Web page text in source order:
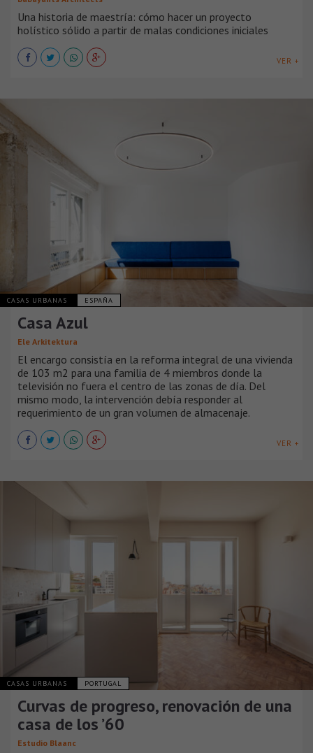
Una historia de maestría: cómo hacer un proyecto
holístico sólido a partir de malas condiciones iniciales
VER +
CASAS URBANAS ESPAÑA
Casa Azul
Ele Arkitektura
El encargo consistía en la reforma integral de una vivienda
de 103 m2 para una familia de 4 miembros donde la
televisión no fuera el centro de las zonas de día. Del
mismo modo, la intervención debía responder al
requerimiento de un gran volumen de almacenaje.
VER +
CASAS URBANAS PORTUGAL
Curvas de progreso, renovación de una
casa de los ’60
Estudio Blaanc